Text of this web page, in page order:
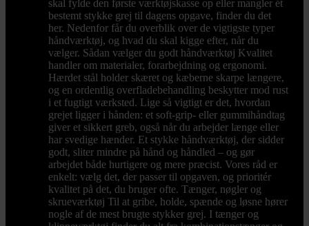
skal fylde den første værktøjskasse op eller mangler ét
bestemt stykke grej til dagens opgave, finder du det
her. Nedenfor får du overblik over de vigtigste typer
håndværktøj, og hvad du skal kigge efter, når du
vælger. Sådan vælger du godt håndværktøj Kvalitet
handler om materialer, forarbejdning og ergonomi.
Hærdet stål holder skæret og kæberne skarpe længere,
og en ordentlig overfladebehandling beskytter mod rust
i et fugtigt værksted. Lige så vigtigt er det, hvordan
grejet ligger i hånden: et soft-grip- eller gummihåndtag
giver et sikkert greb, også når du arbejder længe eller
har svedige hænder. Et stykke håndværktøj, der sidder
godt, sliter mindre på hånd og håndled – og gør
arbejdet både hurtigere og mere præcist. Vores råd er
enkelt: vælg det, der passer til opgaven, og prioritér
kvalitet på det, du bruger ofte. Tænger, nøgler og
skrueværktøj Til at gribe, holde, spænde og løsne hører
nogle af de mest brugte stykker grej. I tænger og